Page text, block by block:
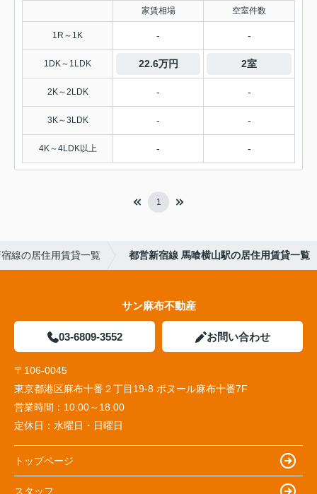
家賃相場 空室件数
1R～1K - -
1DK～1LDK 22.6万円 2室
2K～2LDK - -
3K～3LDK - -
4K～4LDK以上 - -
1
線の居住用賃貸一覧 都営新宿線 馬喰横山駅の居住用賃貸一覧
サン麻布不動産
03-6809-3552 お問い合わせ
〒106-0045
東京都港区麻布十番２丁目19-8 ボヌール麻布十番7F
営業時間： 10:00～18:00
定休日： 水曜日・日曜日
トップページ
スタッフ